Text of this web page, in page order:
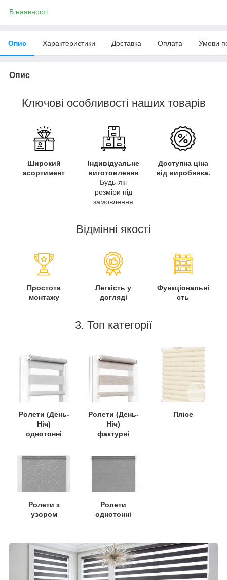
В наявності
Опис Характеристики Доставка Оплата Умови
Опис
Ключові особливості наших товарів
Широкий
асортимент
Індивідуальне
виготовлення
Будь-які
розміри під
замовлення
Доступна ціна
від виробника.
Відмінні якості
Простота
монтажу
Легкість у
догляді
Функціональні
сть
3. Топ категорії
Ролети (День-
Ніч)
однотонні
Ролети (День-
Ніч)
фактурні
Плісе
Ролети з
узором
Ролети
однотонні